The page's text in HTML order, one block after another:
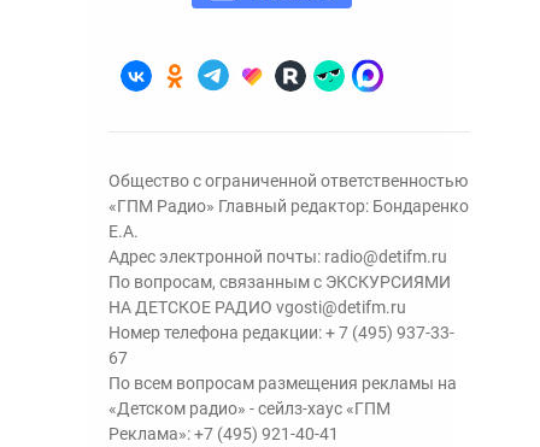
Общество с ограниченной ответственностью
«ГПМ Радио» Главный редактор: Бондаренко
Е.А.
Адрес электронной почты: radio@detifm.ru
По вопросам, связанным с ЭКСКУРСИЯМИ
НА ДЕТСКОЕ РАДИО vgosti@detifm.ru
Номер телефона редакции:+ 7 (495) 937-33-
67
По всем вопросам размещения рекламы на
«Детском радио» - сейлз-хаус «ГПМ
Реклама»:+7 (495) 921-40-41